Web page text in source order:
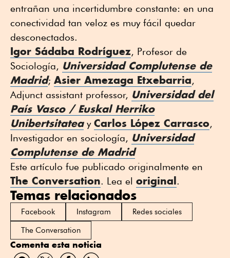
entrañan una incertidumbre constante: en una
conectividad tan veloz es muy fácil quedar
desconectados.
Igor Sádaba Rodríguez, Profesor de
Sociología, Universidad Complutense de
Madrid; Asier Amezaga Etxebarria,
Adjunct assistant professor, Universidad del
País Vasco / Euskal Herriko
Unibertsitateay Carlos López Carrasco,
Investigador en sociología, Universidad
Complutense de Madrid
Este artículo fue publicado originalmente en
The Conversation. Lea el original.
Temas relacionados
Facebook Instagram
Redes sociales
The Conversation
Comenta esta noticia